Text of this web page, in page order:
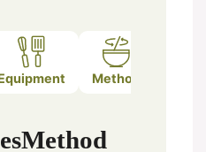
Method
Method